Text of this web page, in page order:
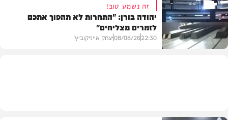
מדיני
זה נשמע טוב!
יהודה בורן: "התחרות לא תהפוך אתכם
לזמרים מצליחים"
22:30
08/08/26יצחק אייזיקוביץ'